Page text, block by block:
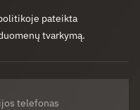
pateikta
tvarkymą.
telefonas